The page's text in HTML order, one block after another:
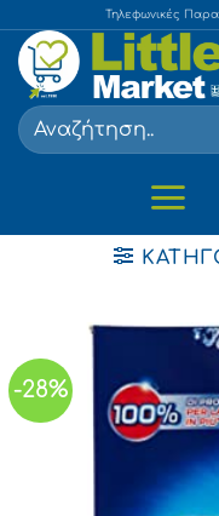
content
Τηλεφωνικές
Αναζήτηση
για:
-28%